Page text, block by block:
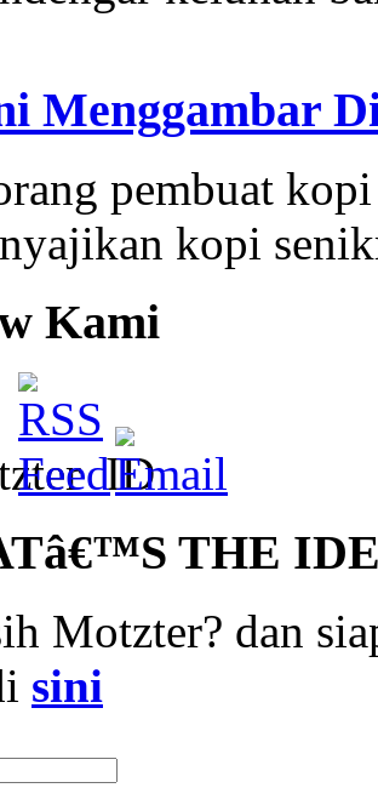
Menggambar
pembuat
kopi
Kami
THE
Motzter? dan
sini